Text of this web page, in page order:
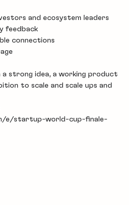
and ecosystem leaders
feedback
connections
strong idea, a working product
to scale and scale ups and
e/startup-world-cup-finale-